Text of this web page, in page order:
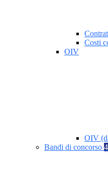
Costi
OIV
OIV
Bandi di concorso